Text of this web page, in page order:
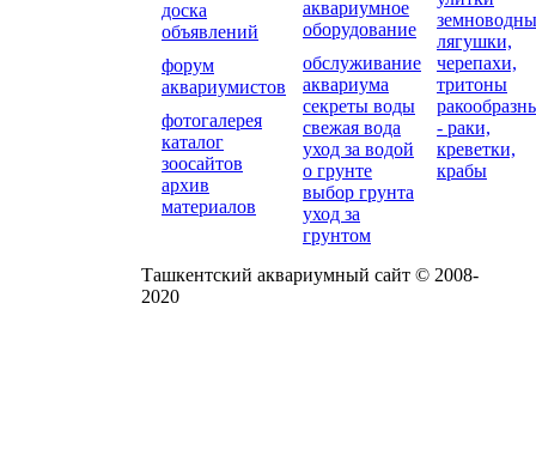
доска
объявлений
форум
аквариумистов
фотогалерея
каталог
зоосайтов
архив
материалов
аквариумное
оборудование
обслуживание
аквариума
секреты воды
свежая вода
уход за водой
о грунте
выбор грунта
уход за
грунтом
лягушки,
черепахи,
тритоны
- раки,
креветки,
крабы
Ташкентский аквариумный сайт © 2008-
2020